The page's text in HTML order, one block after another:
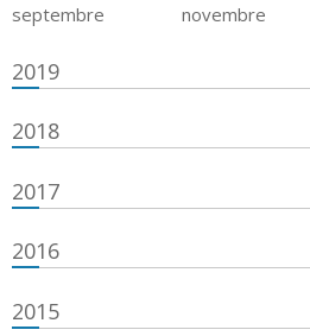
septembre
novembre
2019
2018
2017
2016
2015